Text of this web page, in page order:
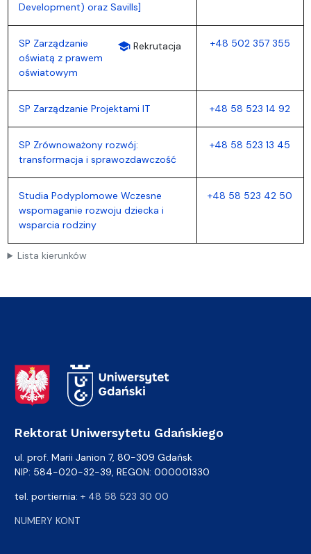
Lista kierunków
Development) oraz Savills]
school Rekrutacja
SP Zarządzanie
oświatą z prawem
oświatowym
+48 502 357 355
SP Zarządzanie Projektami IT +48 58 523 14 92
SP Zrównoważony rozwój:
transformacja i sprawozdawczość
+48 58 523 13 45
Studia Podyplomowe Wczesne
wspomaganie rozwoju dziecka i
wsparcia rodziny
+48 58 523 42 50
Adres Rektoratu
Rektorat Uniwersytetu Gdańskiego
ul. prof. Marii Janion 7, 80-309 Gdańsk
NIP: 584-020-32-39, REGON: 000001330
tel. portiernia: + 48 58 523 30 00
NUMERY KONT